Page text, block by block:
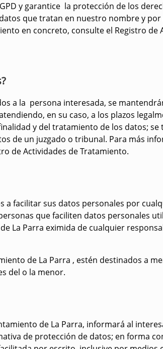
y garantice la protección de los
que tratan en nuestro nombre y
en concreto, consulte el Registro de
a la persona interesada, se
en su caso, a los plazos
y del tratamiento de los datos;
de un juzgado o tribunal. Para más
de Actividades de Tratamiento.
a facilitar sus datos personales por
que faciliten datos personales
La Parra eximida de cualquier
de La Parra , estén destinados a
del o la menor.
de La Parra, informará al
de protección de datos; en forma